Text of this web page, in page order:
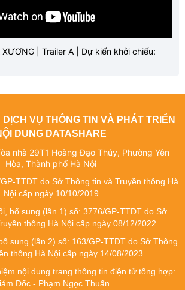
XƯƠNG | Trailer A | Dự kiến khởi chiếu:
VỤ THÔNG TIN VÀ PHÁT TRIỂN
DUNG DATASHARE
nhà 29T1 Hoàng Đạo Thúy, Phường Yên
Hòa, Thành phố Hà Nội
TTĐT do Sở Thông tin và Truyền thông Hà
Nội cấp ngày 10/10/2019
bổ sung (lần 1) số: 3776/GP-TTĐT do Sở
thông Hà Nội cấp ngày 08/12/2022
sung (lần 2) số: 163/GP-TTĐT do Sở Thông
thông Hà Nội cấp ngày 14/08/2023
nội dung trang thông tin điện tử tổng hợp:
Đốc - Phạm Ngọc Thuấn